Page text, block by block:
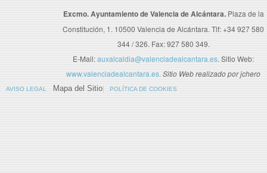
Excmo. Ayuntamiento de Valencia de Alcántara. Plaza de la
Constitución, 1. 10500 Valencia de Alcántara. Tlf: +34 927 580
344 / 326. Fax: 927 580 349.
E-Mail:auxalcaldia@valenciadealcantara.es. Sitio Web:
www.valenciadealcantara.es. Sitio Web realizado por jchero
AVISO LEGAL Mapa del Sitio POLÍTICA DE COOKIES